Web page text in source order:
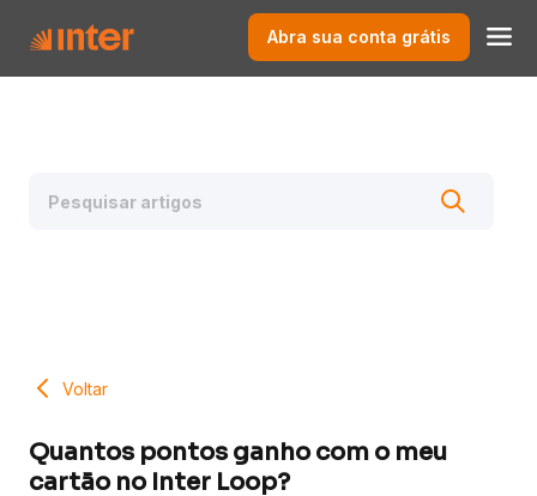
Abra sua conta grátis
Voltar
Quantos pontos ganho com o meu
cartão no Inter Loop?